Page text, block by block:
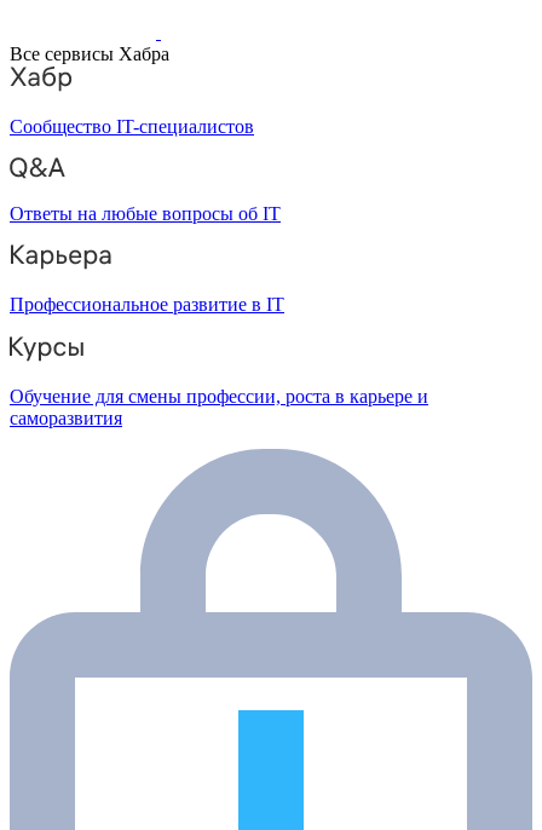
Все сервисы Хабра
Сообщество IT-специалистов
Ответы на любые вопросы об IT
Профессиональное развитие в IT
Обучение для смены профессии, роста в карьере и
саморазвития